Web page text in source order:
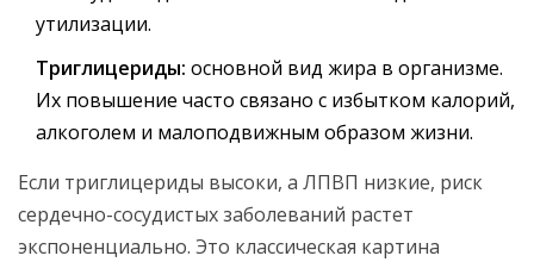
утилизации.
Триглицериды: основной вид жира в организме.
Их повышение часто связано с избытком калорий,
алкоголем и малоподвижным образом жизни.
Если триглицериды высоки, а ЛПВП низкие, риск
сердечно-сосудистых заболеваний растет
экспоненциально. Это классическая картина